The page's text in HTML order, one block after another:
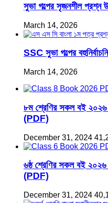
সুভা গল্পের সৃজনশীল প্রশ্ন
March 14, 2026
SSC সুভা গল্পের
March 14, 2026
৮ম শ্রেণির সকল বই
(PDF)
December 31, 2024
৬ষ্ঠ শ্রেণির সকল বই
(PDF)
December 31, 2024